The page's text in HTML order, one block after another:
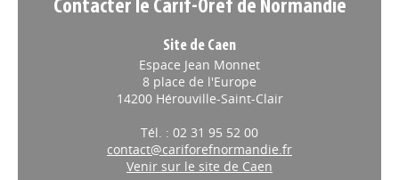
Contacter le Carif-Oref de Normandie
Site de Caen
Espace Jean Monnet
8 place de l'Europe
14200 Hérouville-Saint-Clair
Tél. : 02 31 95 52 00
contact@cariforefnormandie.fr
Venir sur le site de Caen